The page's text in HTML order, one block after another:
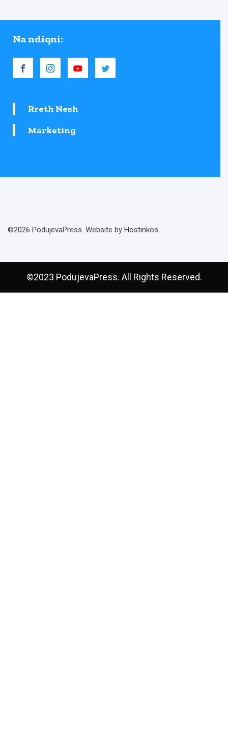
Na ndiqni:
Rreth Nesh
Marketing
©2026 PodujevaPress. Website by Hostinkos.
©2023 PodujevaPress. All Rights Reserved.